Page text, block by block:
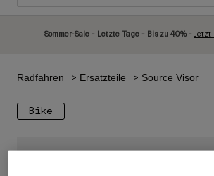
Neuzugänge
Rennrad Helme
Neuzugänge
Ski
Sommer-Sale - Letzte Tage - Bis zu 40% - Jetzt
Radfahren Ersatzteile Source Visor
Bike